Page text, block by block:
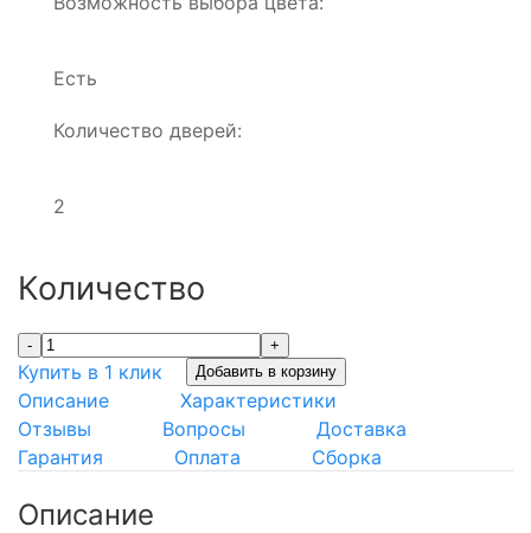
Есть
Количество дверей:
2
Количество
- +
Купить в 1 клик Добавить в корзину
Описание
Характеристики
Отзывы
Вопросы
Доставка
Гарантия
Оплата Сборка
Описание